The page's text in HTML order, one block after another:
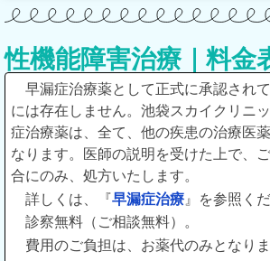
性機能障害治療｜料金
早漏症治療薬として正式に承認され
には存在しません。池袋スカイクリニ
症治療薬は、全て、他の疾患の治療医
なります。医師の説明を受けた上で、
合にのみ、処方いたします。
詳しくは、『早漏症治療 』を参照くだ
診察無料（ご相談無料）。
費用のご負担は、お薬代のみとなりま